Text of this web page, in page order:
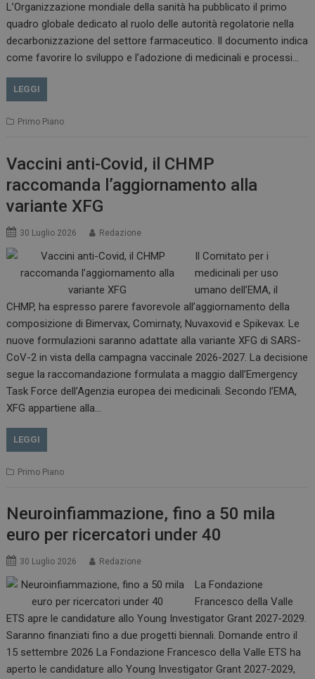
L’Organizzazione mondiale della sanità ha pubblicato il primo
quadro globale dedicato al ruolo delle autorità regolatorie nella
decarbonizzazione del settore farmaceutico. Il documento indica
come favorire lo sviluppo e l’adozione di medicinali e processi…
LEGGI
Primo Piano
Vaccini anti-Covid, il CHMP
raccomanda l’aggiornamento alla
variante XFG
30 Luglio 2026 Redazione
Il Comitato per i
medicinali per uso
umano dell’EMA, il
CHMP, ha espresso parere favorevole all’aggiornamento della
composizione di Bimervax, Comirnaty, Nuvaxovid e Spikevax. Le
nuove formulazioni saranno adattate alla variante XFG di SARS-
CoV-2 in vista della campagna vaccinale 2026-2027. La decisione
segue la raccomandazione formulata a maggio dall’Emergency
Task Force dell’Agenzia europea dei medicinali. Secondo l’EMA,
XFG appartiene alla…
LEGGI
Primo Piano
Neuroinfiammazione, fino a 50 mila
euro per ricercatori under 40
30 Luglio 2026 Redazione
La Fondazione
Francesco della Valle
ETS apre le candidature allo Young Investigator Grant 2027-2029.
Saranno finanziati fino a due progetti biennali. Domande entro il
15 settembre 2026 La Fondazione Francesco della Valle ETS ha
aperto le candidature allo Young Investigator Grant 2027-2029,
www.dailyhealthindustry.it
tracking-sites-
www.dailyhealthindustry.it
2 giorni
ARRAffinity
Microsoft Corporation
.www.dailyhealthindustry.it
Sessione
_ga_Z2VT792F98
tracking-sites-
ironfish-tracking-
enable
www.dailyhealthindustry.it
4
settimane
2 giorni